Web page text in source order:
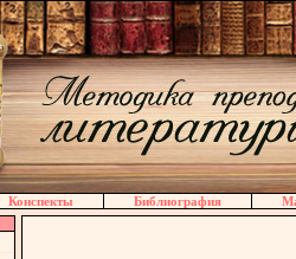
Конспекты Библиография